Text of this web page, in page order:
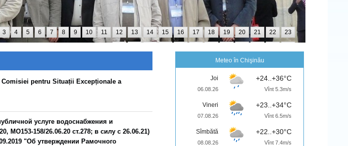
3 4 5 6 7 8 9 10 11 12 13 14 15 16 17 18 19 20 21 22 23
Comisiei pentru Situații Excepționale a
услуге водоснабжения и
MO153-158/26.06.20 ст.278; в силу с 26.06.21)
"Об утверждении Рамочного
Meteo în Chişinău
Joi
06.08.26
+24..+36°C
Vînt 5.3m/s
Vineri
07.08.26
+23..+34°C
Vînt 6.5m/s
Sîmbătă
08.08.26
+22..+30°C
Vînt 7.4m/s